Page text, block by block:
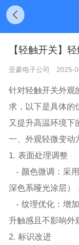
【轻触开关】
亚豪电子公司 2025-
针对轻触开关外观
求，以下是具体的
又提升高温环境下
一、外观轻微变动
1. 表面处理调整
- 颜色微调：采
深色系哑光涂层）
- 纹理优化：增
升触感且不影响外
2. 标识改进